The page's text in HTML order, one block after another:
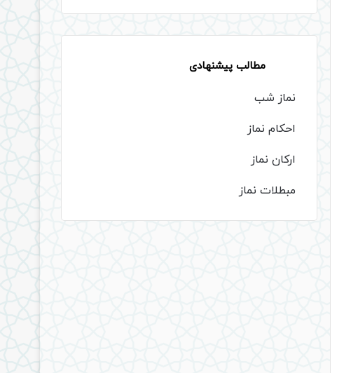
مطالب پیشنهادی
نماز شب
احکام نماز
ارکان نماز
مبطلات نماز